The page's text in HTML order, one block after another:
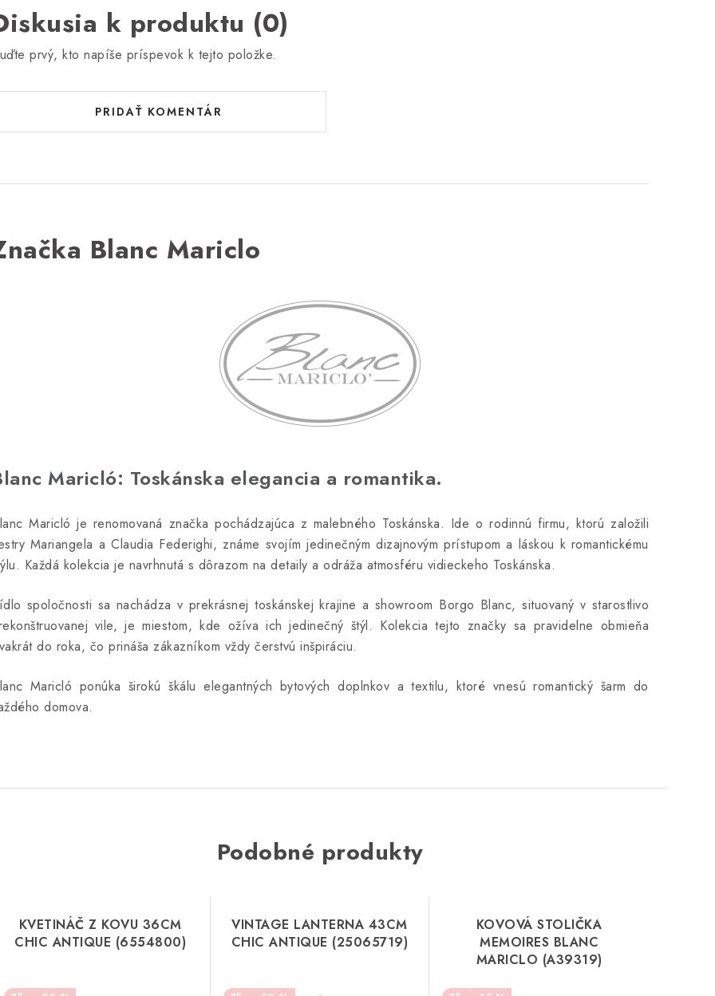
k produktu (0)
prvý, kto napíše príspevok k tejto položke.
PRIDAŤ KOMENTÁR
Blanc Mariclo
Maricló: Toskánska elegancia a romantika.
Maricló je renomovaná značka pochádzajúca z malebného Toskánska. Ide o rodinnú firmu, ktorú založili
Mariangela a Claudia Federighi, známe svojím jedinečným dizajnovým prístupom a láskou k romantickému
Každá kolekcia je navrhnutá s dôrazom na detaily a odráža atmosféru vidieckeho Toskánska.
spoločnosti sa nachádza v prekrásnej toskánskej krajine a showroom Borgo Blanc, situovaný v starostlivo
vile, je miestom, kde ožíva ich jedinečný štýl. Kolekcia tejto značky sa pravidelne obmieňa
do roka, čo prináša zákazníkom vždy čerstvú inšpiráciu.
Maricló ponúka širokú škálu elegantných bytových doplnkov a textilu, ktoré vnesú romantický šarm do
domova.
Podobné produkty
KVETINÁČ Z KOVU 36CM
CHIC ANTIQUE (6554800)
VINTAGE LANTERNA 43CM
CHIC ANTIQUE (25065719)
KOVOVÁ STOLIČKA
MEMOIRES BLANC
MARICLO (A39319)